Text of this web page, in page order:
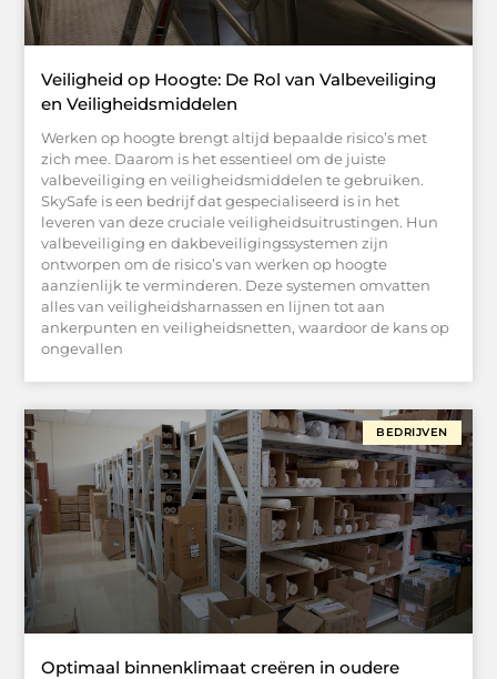
Veiligheid op Hoogte: De Rol van Valbeveiliging
en Veiligheidsmiddelen
Werken op hoogte brengt altijd bepaalde risico’s met
zich mee. Daarom is het essentieel om de juiste
valbeveiliging en veiligheidsmiddelen te gebruiken.
SkySafe is een bedrijf dat gespecialiseerd is in het
leveren van deze cruciale veiligheidsuitrustingen. Hun
valbeveiliging en dakbeveiligingssystemen zijn
ontworpen om de risico’s van werken op hoogte
aanzienlijk te verminderen. Deze systemen omvatten
alles van veiligheidsharnassen en lijnen tot aan
ankerpunten en veiligheidsnetten, waardoor de kans op
ongevallen
BEDRIJVEN
Optimaal binnenklimaat creëren in oudere